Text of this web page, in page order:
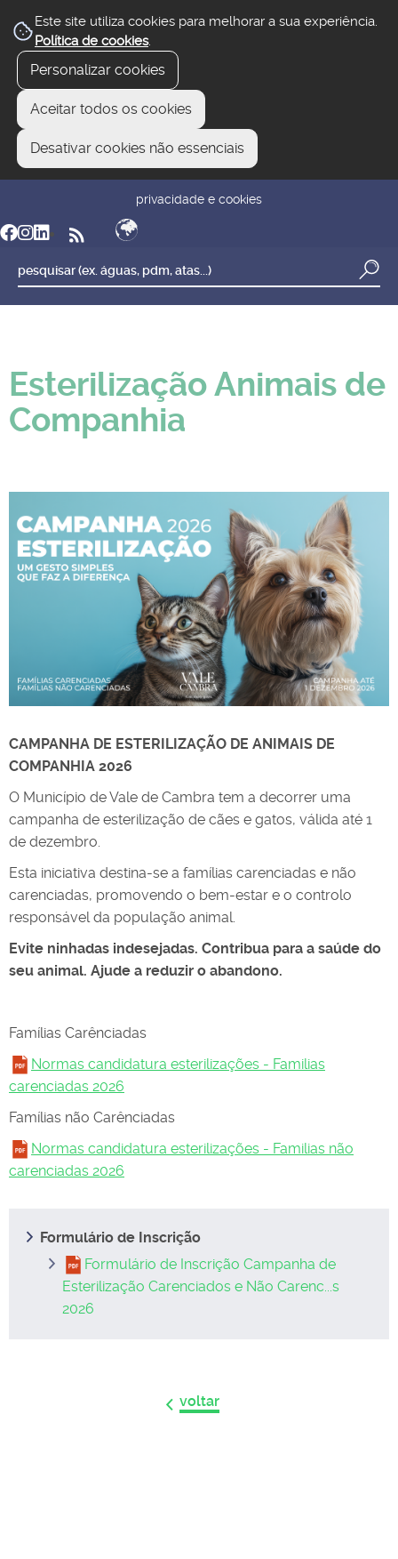
Este site utiliza cookies para melhorar a sua experiência.
Política de cookies.
Personalizar cookies
Aceitar todos os cookies
Desativar cookies não essenciais
privacidade e cookies
Esterilização Animais de
Companhia
CAMPANHA DE ESTERILIZAÇÃO DE ANIMAIS DE
COMPANHIA 2026
O Município de Vale de Cambra tem a decorrer uma
campanha de esterilização de cães e gatos, válida até 1
de dezembro.
Esta iniciativa destina-se a famílias carenciadas e não
carenciadas, promovendo o bem-estar e o controlo
responsável da população animal.
Evite ninhadas indesejadas. Contribua para a saúde do
seu animal. Ajude a reduzir o abandono.
Famílias Carênciadas
Normas candidatura esterilizações - Familias
carenciadas 2026
Famílias não Carênciadas
Normas candidatura esterilizações - Familias não
carenciadas 2026
Formulário de Inscrição
Formulário de Inscrição Campanha de
Esterilização Carenciados e Não Carenc...s
2026
voltar